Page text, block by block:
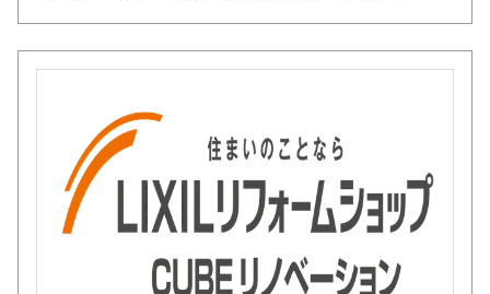
ーム、部分改修まで幅広く承っており
ます。ご希望に沿った間取り図や3Dイ
メージパースを無料で作成・ご提供
特徴の一つ。家事動線や収納など、女
性ならではの視点からきめ細かなご提
案が可能です。
見積り・現地調査は無料、しつこい営
業は一切いたしません。
「どこに頼めばいいかわからない」そ
んな方も、まずはお気軽にご相談くだ